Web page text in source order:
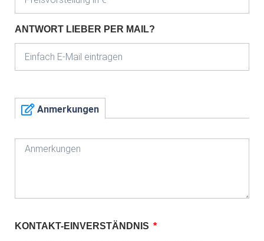
ANTWORT LIEBER PER MAIL?
Anmerkungen
KONTAKT-EINVERSTÄNDNIS